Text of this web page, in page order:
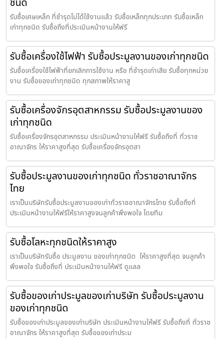
ชนิด
รับซื้อเศษเหล็ก ที่ชำรุดไม่ได้ใช้งานแล้ว รับซื้อเหล็กทุกประเภท รับซื้อเหล็ก
เก่าทุกชนิด รับซื้อถึงที่ประเมินหน้างานให้ฟรี
รับซื้อเครื่องใช้ไฟฟ้า รับซื้อประมูลงานของเก่าทุกชนิด
รับซื้อเครื่องใช้ไฟฟ้าที่ยกเลิกการใช้งาน หรือ ที่ชำรุดเก่าเสีย รับซื้อทุกหน่วย
งาน รับซื้อของเก่าทุกชนิด ทุกสภาพให้ราคาสู
รับซื้อเครื่องจักรอุตสาหกรรม รับซื้อประมูลงานของ
เก่าทุกชนิด
รับซื้อเครื่องจักรอุตสาหกรรม ประเมินหน้างานให้ฟรี รับซื้อถึงที่ ทั่วราช
อาณาจักร ให้ราคาสูงที่สุด รับซื้อเครื่องจักรอุตสา
รับซื้อประมูลงานของเก่าทุกชนิด ทั่วราชอาณาจักร
ไทย
เราเป็นบริษัทรับซื้อประมูลงานของเก่าทั่วราชอาณาจักรไทย รับซื้อถึงที่
ประเมินหน้างานให้ฟรีให้ราคาสูงจนลูกค้าพึงพอใจ โดยทีม
รับซื้อโลหะทุกชนิดให้ราคาสูง
เราเป็นบริษัทรับซื้อ ประมูลงาน ของเก่าทุกชนิด ให้ราคาสูงที่สุด จนลูกค้า
พึงพอใจ รับซื้อถึงที่ ประเมินหน้างานให้ฟรี ดูแลล
รับซื้อของเก่าประมูลของเก่าบริษัท รับซื้อประมูลงาน
ของเก่าทุกชนิด
รับซื้อของเก่าประมูลของเก่าบริษัท ประเมินหน้างานให้ฟรี รับซื้อถึงที่ ทั่วราช
อาณาจักร ให้ราคาสูงที่สุด รับซื้อของเก่าประม